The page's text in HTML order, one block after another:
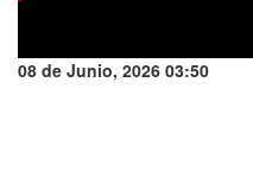
08 de Junio, 2026 03:50